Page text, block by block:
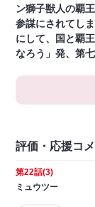
ン獅子獣人の覇
参謀にされてし
にして、国と覇
なろう」発、第
評価・応援コ
第22話(3)
ミュウツー